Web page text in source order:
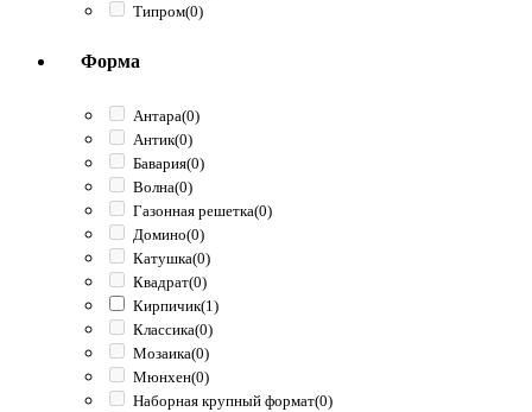
Типром(0)
Форма
Антара(0)
Антик(0)
Бавария(0)
Волна(0)
Газонная решетка(0)
Домино(0)
Катушка(0)
Квадрат(0)
Кирпичик(1)
Классика(0)
Мозаика(0)
Мюнхен(0)
Наборная крупный формат(0)